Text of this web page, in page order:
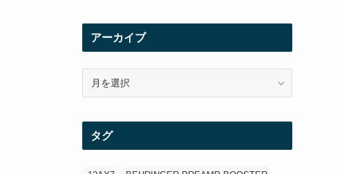
(21)
アーカイブ
イ
タグ